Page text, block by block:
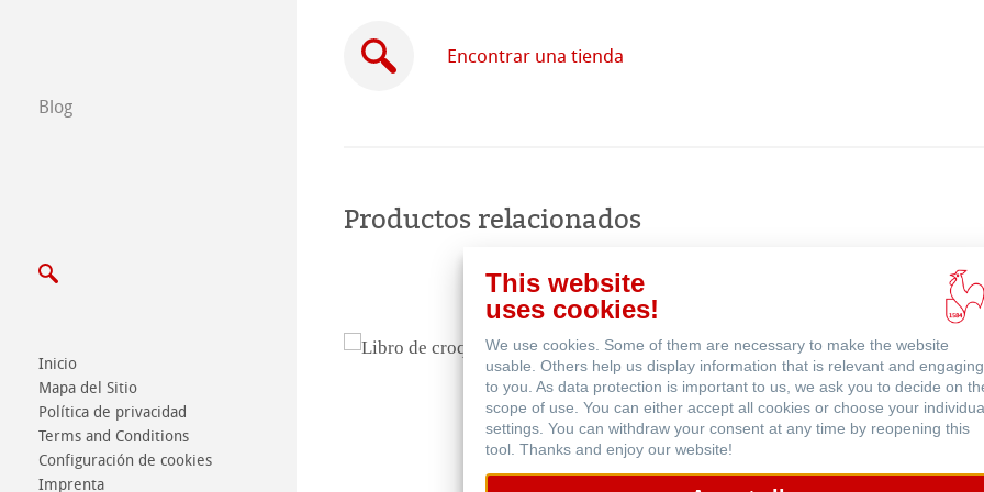
Escribenos
Blog
Inicio
Mapa del Sitio
Política de privacidad
Terms and Conditions
Configuración de cookies
Imprenta
Encontrar una tienda
Productos relacionados
This website
uses cookies!
We use cookies. Some of them are necessary to make the website
usable. Others help us display information that is relevant and engaging
to you. As data protection is important to us, we ask you to decide on
scope of use. You can either accept all cookies or choose your
settings. You can withdraw your consent at any time by reopening this
tool. Thanks and enjoy our website!